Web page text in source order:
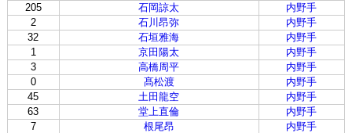
205
石岡諒太
内野手
2
石川昂弥
内野手
32
石垣雅海
内野手
1
京田陽太
内野手
3
高橋周平
内野手
0
髙松渡
内野手
45
土田龍空
内野手
63
堂上直倫
内野手
7
根尾昂
内野手